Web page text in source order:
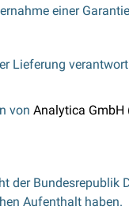
einer
von Analytica GmbH
der
Aufenthalt haben.